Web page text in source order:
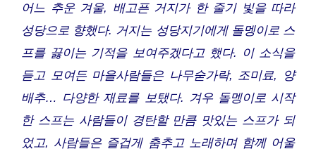
어느 추운 겨울, 배고픈 거지가 한 줄기 빛을 따라
성당으로 향했다. 거지는 성당지기에게 돌멩이로 스
프를 끓이는 기적을 보여주겠다고 했다. 이 소식을
듣고 모여든 마을사람들은 나무숟가락, 조미료, 양
배추… 다양한 재료를 보탰다. 겨우 돌멩이로 시작
한 스프는 사람들이 경탄할 만큼 맛있는 스프가 되
었고, 사람들은 즐겁게 춤추고 노래하며 함께 어울